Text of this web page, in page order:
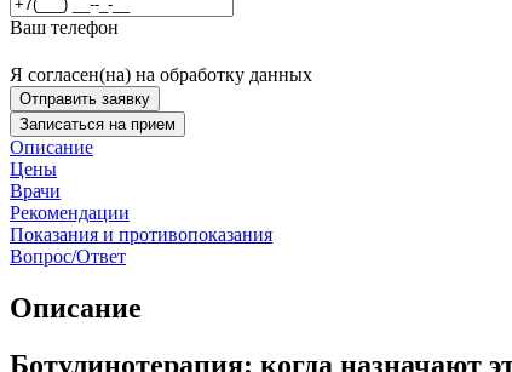
Ваш телефон
Я согласен(на) на обработку данных
Отправить заявку
Записаться на прием
Описание
Цены
Врачи
Рекомендации
Показания и противопоказания
Вопрос/Ответ
Описание
Ботулинотерапия: когда назначают